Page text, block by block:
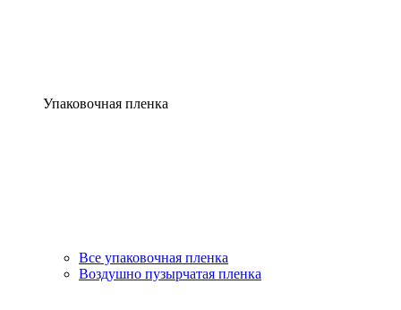
Упаковочная пленка
Все упаковочная пленка
Воздушно пузырчатая пленка